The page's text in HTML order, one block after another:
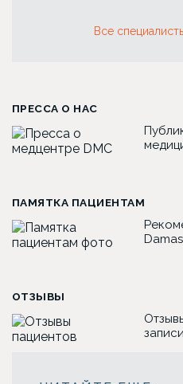
Все
ПРЕССА О НАС
ПАМЯТКА ПАЦИЕНТАМ
ОТЗЫВЫ